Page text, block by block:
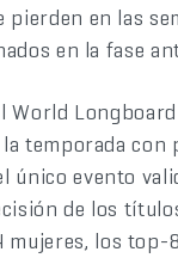
en las
en la fase
temporada
único evento
de los
mujeres, los